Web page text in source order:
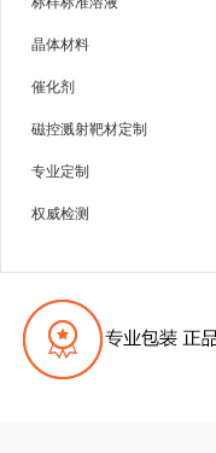
晶体材料
催化剂
磁控溅射靶材定制
专业定制
权威检测